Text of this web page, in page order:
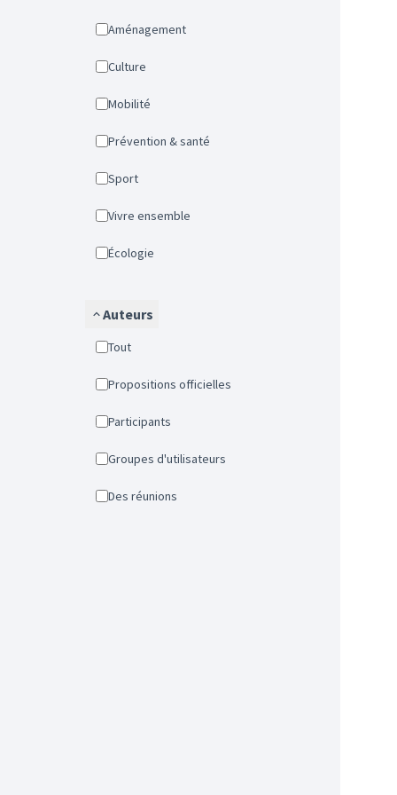
Aménagement
Culture
Mobilité
Prévention & santé
Sport
Vivre ensemble
Écologie
Auteurs
Tout
Propositions officielles
Participants
Groupes d'utilisateurs
Des réunions